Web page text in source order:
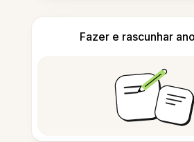
Fazer e rascunhar